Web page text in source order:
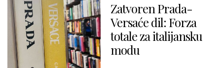
Zatvoren Prada-
Versaće dil: Forza
totale za italijansku
modu